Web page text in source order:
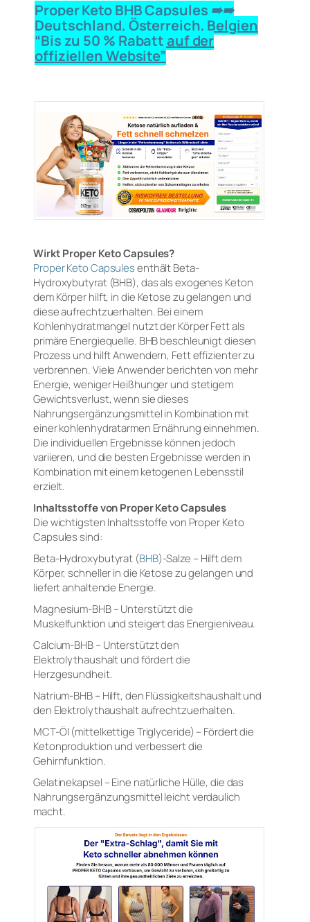
Proper Keto BHB Capsules ➠➠
Deutschland, Österreich, Belgien
“Bis zu 50 % Rabatt auf der
offiziellen Website”
Wirkt Proper Keto Capsules?
Proper Keto Capsulesenthält Beta-
Hydroxybutyrat (BHB), das als exogenes Keton
dem Körper hilft, in die Ketose zu gelangen und
diese aufrechtzuerhalten. Bei einem
Kohlenhydratmangel nutzt der Körper Fett als
primäre Energiequelle. BHB beschleunigt diesen
Prozess und hilft Anwendern, Fett effizienter zu
verbrennen. Viele Anwender berichten von mehr
Energie, weniger Heißhunger und stetigem
Gewichtsverlust, wenn sie dieses
Nahrungsergänzungsmittel in Kombination mit
einer kohlenhydratarmen Ernährung einnehmen.
Die individuellen Ergebnisse können jedoch
variieren, und die besten Ergebnisse werden in
Kombination mit einem ketogenen Lebensstil
erzielt.
Inhaltsstoffe von Proper Keto Capsules
Die wichtigsten Inhaltsstoffe von Proper Keto
Capsules sind:
Beta-Hydroxybutyrat (BHB)-Salze – Hilft dem
Körper, schneller in die Ketose zu gelangen und
liefert anhaltende Energie.
Magnesium-BHB – Unterstützt die
Muskelfunktion und steigert das Energieniveau.
Calcium-BHB – Unterstützt den
Elektrolythaushalt und fördert die
Herzgesundheit.
Natrium-BHB – Hilft, den Flüssigkeitshaushalt und
den Elektrolythaushalt aufrechtzuerhalten.
MCT-Öl (mittelkettige Triglyceride) – Fördert die
Ketonproduktion und verbessert die
Gehirnfunktion.
Gelatinekapsel – Eine natürliche Hülle, die das
Nahrungsergänzungsmittel leicht verdaulich
macht.